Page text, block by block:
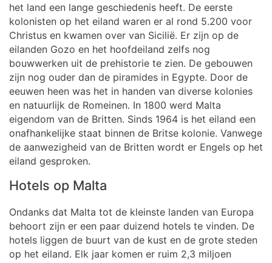
het land een lange geschiedenis heeft. De eerste
kolonisten op het eiland waren er al rond 5.200 voor
Christus en kwamen over van Sicilië. Er zijn op de
eilanden Gozo en het hoofdeiland zelfs nog
bouwwerken uit de prehistorie te zien. De gebouwen
zijn nog ouder dan de piramides in Egypte. Door de
eeuwen heen was het in handen van diverse kolonies
en natuurlijk de Romeinen. In 1800 werd Malta
eigendom van de Britten. Sinds 1964 is het eiland een
onafhankelijke staat binnen de Britse kolonie. Vanwege
de aanwezigheid van de Britten wordt er Engels op het
eiland gesproken.
Hotels op Malta
Ondanks dat Malta tot de kleinste landen van Europa
behoort zijn er een paar duizend hotels te vinden. De
hotels liggen de buurt van de kust en de grote steden
op het eiland. Elk jaar komen er ruim 2,3 miljoen